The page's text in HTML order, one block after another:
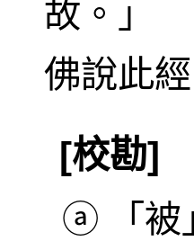
故。」
佛說此
[校勘]
ⓐ
「